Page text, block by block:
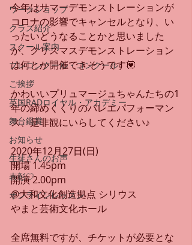
ワークショップ
クラス紹介
スクール案内
プレコンクール・コンクール
ご挨拶
英国RADロイヤル・アカデミー
舞台鑑賞
お知らせ
生徒さんのお声
表彰♡
オンラインレッスン
今年はサマーデモンストレーションが
コロナの影響でキャンセルとなり、い
ったいどうなることかと思いました
が、クリスマスデモンストレーション
は何とか開催できそうです💟
かわいいプリュマージュちゃんたちの1
年の締めくくりのバレエパフォーマン
ス、是非観にいらしてください♪
2020年12月27日(日)
開場 1.45pm
開演 2.00pm
@大和文化創造拠点 シリウス
やまと芸術文化ホール
全席無料ですが、チケットが必要とな